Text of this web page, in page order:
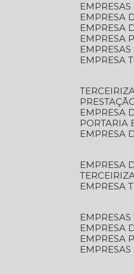
EMPRESA
EMPRESA
EMPRESA
EMPRESA